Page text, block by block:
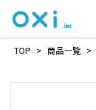
TOP > 商品一覧 >